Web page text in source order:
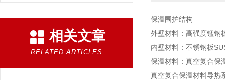
相关文章
RELATED ARTICLES
保温围护结构
外壁材料：高强度锰钢
内壁材料：不锈钢板
保温材料：真空复合保
真空复合保温材料导热